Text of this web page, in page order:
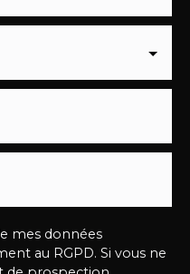
mes données
au RGPD. Si vous ne